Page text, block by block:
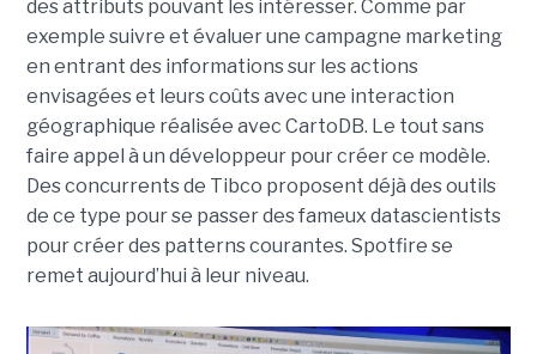
des attributs pouvant les intéresser. Comme par
exemple suivre et évaluer une campagne marketing
en entrant des informations sur les actions
envisagées et leurs coûts avec une interaction
géographique réalisée avec CartoDB. Le tout sans
faire appel à un développeur pour créer ce modèle.
Des concurrents de Tibco proposent déjà des outils
de ce type pour se passer des fameux datascientists
pour créer des patterns courantes. Spotfire se
remet aujourd’hui à leur niveau.